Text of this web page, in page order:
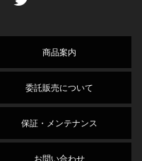
商品案内
委託販売について
保証・メンテナンス
お問い合わせ